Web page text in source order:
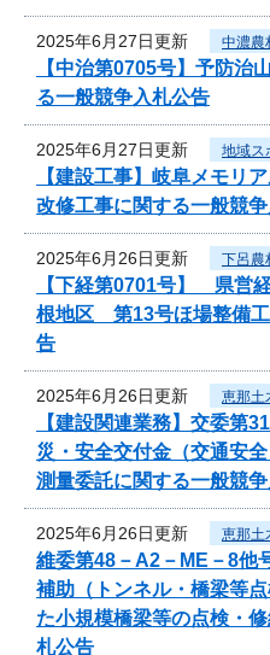
2025年6月27日更新 中濃農
【中治第0705号】予防
る一般競争入札公告
2025年6月27日更新 地域ス
【建設工事】岐阜メモリ
改修工事に関する一般競
2025年6月26日更新 下呂農
【下経第0701号】 県営
根地区 第13号ほ場整備
告
2025年6月26日更新 恵那土
【建設関連業務】交委
災・安全交付金（交通安
測量委託に関する一般競
2025年6月26日更新 恵那土
維委第48－A2－ME－8
補助（トンネル・橋梁等
た小規模橋梁等の点検・
札公告